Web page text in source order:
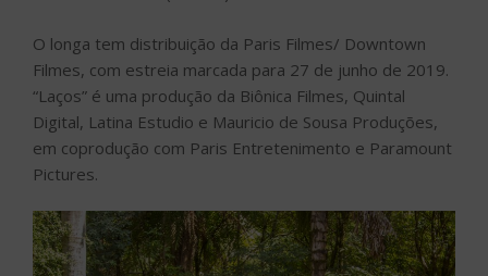
O longa tem distribuição da Paris Filmes/ Downtown
Filmes, com estreia marcada para 27 de junho de 2019.
“Laços” é uma produção da Biônica Filmes, Quintal
Digital, Latina Estudio e Mauricio de Sousa Produções,
em coprodução com Paris Entretenimento e Paramount
Pictures.